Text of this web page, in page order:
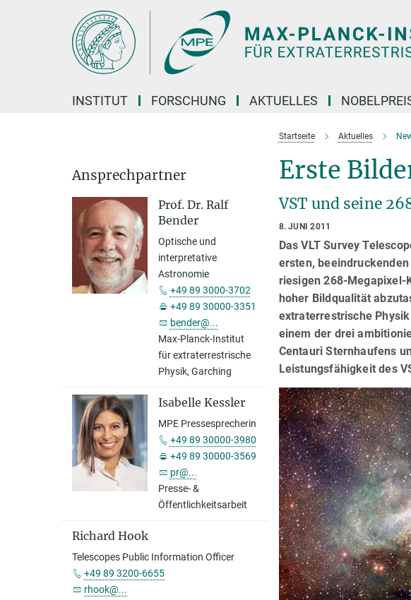
INSTITUT FORSCHUNG AKTUELLES
Startseite Aktuelles
Erste
VST und seine
8. JUNI 2011
Das VLT Survey
ersten,
riesigen 268-Megapixel-
hoher Bildqualität
extraterrestrische
einem der drei
Centauri Sternhaufens
Leistungsfähigkeit des
Ansprechpartner
Prof. Dr. Ralf
Bender
Optische und
interpretative
Astronomie
+49 89 3000-3702
+49 89 30000-3351
bender@...
Max-Planck-Institut
für extraterrestrische
Physik, Garching
Isabelle Kessler
MPE Pressesprecherin
+49 89 30000-3980
+49 89 30000-3569
pr@...
Presse- &
Öffentlichkeitsarbeit
Richard Hook
Telescopes Public Information Officer
+49 89 3200-6655
rhook@...